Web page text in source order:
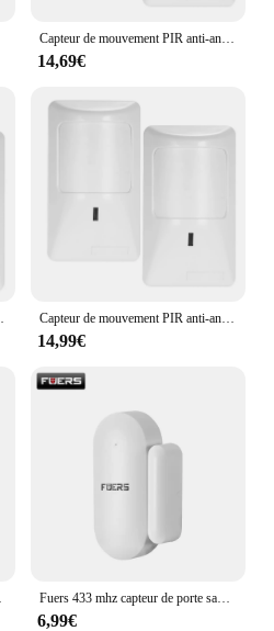
Capteur de mouvement PIR anti-animal domestique, alarme filaire, détecteur infrarouge pour touristes, système d'alarme de sécurité anti-cambrioleur pour animaux de compagnie
14,69€
pour animaux de compagnie Capteur de mouvement PIR anti-animal domestique, alarme filaire, détecteur infrarouge pour touristes, système d'alarme de sécurité anti-cambrioleur pour animaux de compagnie
14,99€
Fuers 433 mhz capteur de porte sans fil Mini porte fenêtre aimant capteur détecteur d'alarme pour W210 W214 G95 G60 alarme de sécurité à domicile
6,99€